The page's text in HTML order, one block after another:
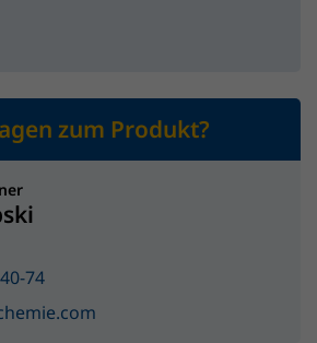
zum Produkt?
74